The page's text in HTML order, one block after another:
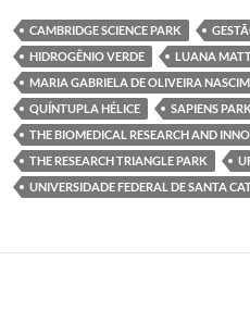
CAMBRIDGE SCIENCE PARK
HIDROGÊNIO VERDE
LUANA
MARIA GABRIELA DE OLIVEIRA
QUÍNTUPLA HÉLICE
SAPIENS
THE BIOMEDICAL RESEARCH AND
THE RESEARCH TRIANGLE PARK
UNIVERSIDADE FEDERAL DE SANTA